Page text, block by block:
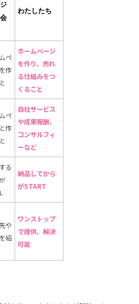
わたしたち
ペ
作
ホームページ
を作り、売れ
る仕組みをつ
くること
ペ
作
自社サービス
や成果報酬、
コンサルフィ
ーなど
る
納品してから
がSTART
や
紹
ワンストップ
で提供、解決
可能